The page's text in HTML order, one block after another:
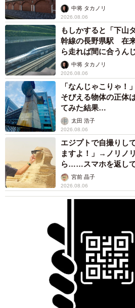
して」中将 タカノリ
2026.08.06
もしかすると「下山
幹線の長野県駅 在
ら走れば間に合うん
係が反響
中将 タカノリ
2026.08.06
「なんじゃこりゃ！
そびえる物体の正体
てみた結果…
太田 浩子
2026.08.06
エジプトで自撮りし
ますよ！」→ノリノ
ら……スマホを返し
カモ代表かも」「私
宮前 晶子
2026.08.06